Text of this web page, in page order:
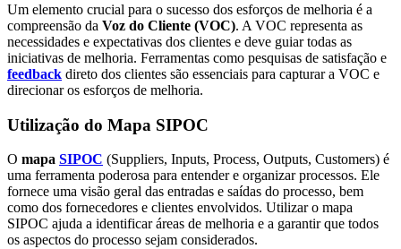
Um elemento crucial para o sucesso dos esforços de melhoria é a
compreensão da Voz do Cliente (VOC). A VOC representa as
necessidades e expectativas dos clientes e deve guiar todas as
iniciativas de melhoria. Ferramentas como pesquisas de satisfação e
feedback direto dos clientes são essenciais para capturar a VOC e
direcionar os esforços de melhoria.
Utilização do Mapa SIPOC
O mapa SIPOC (Suppliers, Inputs, Process, Outputs, Customers) é
uma ferramenta poderosa para entender e organizar processos. Ele
fornece uma visão geral das entradas e saídas do processo, bem
como dos fornecedores e clientes envolvidos. Utilizar o mapa
SIPOC ajuda a identificar áreas de melhoria e a garantir que todos
os aspectos do processo sejam considerados.